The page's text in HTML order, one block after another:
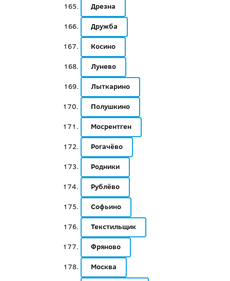
Дрезна
Дружба
Косино
Лунево
Лыткарино
Полушкино
Мосрентген
Рогачёво
Родники
Рублёво
Софьино
Текстильщик
Фряново
Москва